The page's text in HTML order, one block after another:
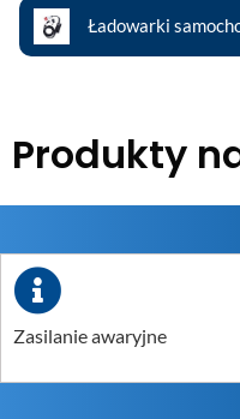
Ładowarki
Produkty
Zasilanie awaryjne